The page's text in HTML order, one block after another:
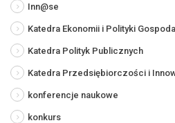
Inn@se
Katedra Ekonomii i Polityki
Katedra Polityk Publicznych
Katedra Przedsiębiorczości i
konferencje naukowe
konkurs